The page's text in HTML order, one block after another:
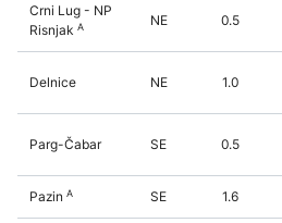
Crni Lug - NP
Risnjak A NE 0.5
Delnice NE 1.0
Parg-Čabar SE 0.5
Pazin A SE 1.6